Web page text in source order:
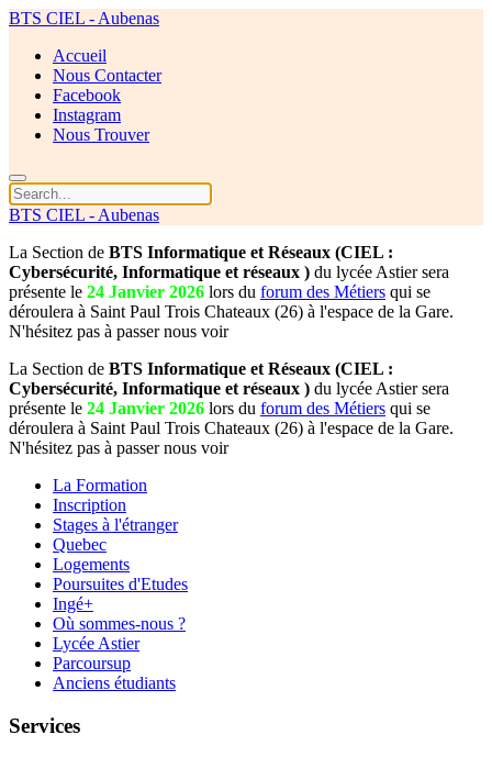
BTS CIEL - Aubenas
Accueil
Nous Contacter
Facebook
Instagram
Nous Trouver
BTS CIEL - Aubenas
La Section de BTS Informatique et Réseaux (CIEL :
Cybersécurité, Informatique et réseaux ) du lycée Astier sera
présente le 24 Janvier 2026 lors du forum des Métiers qui se
déroulera à Saint Paul Trois Chateaux (26) à l'espace de la Gare.
N'hésitez pas à passer nous voir
La Section de BTS Informatique et Réseaux (CIEL :
Cybersécurité, Informatique et réseaux ) du lycée Astier sera
présente le 24 Janvier 2026 lors du forum des Métiers qui se
déroulera à Saint Paul Trois Chateaux (26) à l'espace de la Gare.
N'hésitez pas à passer nous voir
La Formation
Inscription
Stages à l'étranger
Quebec
Logements
Poursuites d'Etudes
Ingé+
Où sommes-nous ?
Lycée Astier
Parcoursup
Anciens étudiants
Services